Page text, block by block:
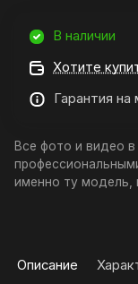
В наличии
Хотите
Гарантия на
Все фото и видео
именно ту модель,
Описание